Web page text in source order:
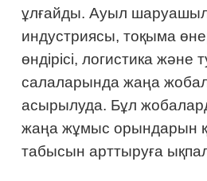
ұлғайды. Ауыл
индустриясы, тоқыма
өндірісі, логистика және
салаларында жаңа
асырылуда. Бұл
жаңа жұмыс орындарын
табысын арттыруға